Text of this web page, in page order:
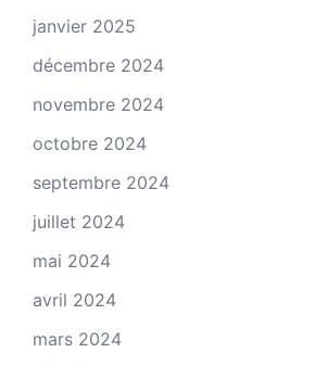
janvier 2025
décembre 2024
novembre 2024
octobre 2024
septembre 2024
juillet 2024
mai 2024
avril 2024
mars 2024